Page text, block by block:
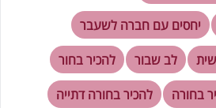
יחסים עם חברה לשעבר
לב שבור
להכיר בחור
בחורה
להכיר בחורה דתייה